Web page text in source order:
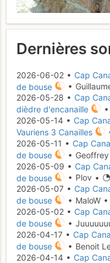
Dernières
2026-06-02 • Cap
de bouse
•
2026-05-28 • Cap
dièdre d'encanaille
2026-05-14 • Cap
Vauriens 3 Canailles
2026-05-11 • Cap
de bouse
• Geoffrey
2026-05-09 • Cap
de bouse
• Plov •
2026-05-07 • Cap
de bouse
• MaloW •
2026-05-02 • Cap
de bouse
•
2026-04-17 • Cap
de bouse
• Benoit
2026-04-14 • Cap